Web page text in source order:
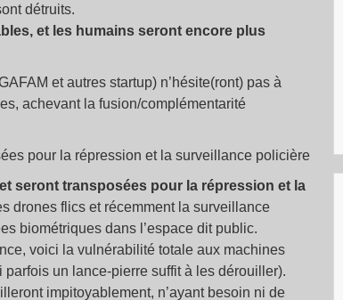
détruits.
et les humains seront encore plus
et autres startup) n’hésite(ront) pas à
achevant la fusion/complémentarité
pour la répression et la surveillance policière
seront transposées pour la répression et la
drones flics et récemment la surveillance
biométriques dans l’espace dit public.
voici la vulnérabilité totale aux machines
un lance-pierre suffit à les dérouiller).
impitoyablement, n’ayant besoin ni de